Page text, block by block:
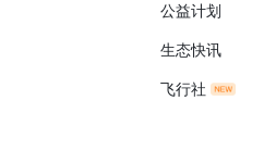
公益计划
生态快讯
飞行社